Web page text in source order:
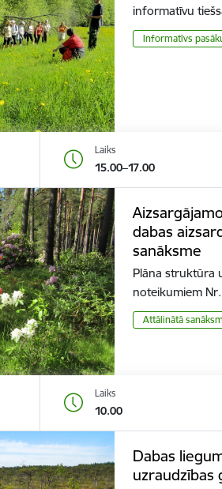
informatīvu
Informatīvs
Laiks
15.00–17.00
dabas
sanāksme
Plāna struktūra
noteikumiem
Attālinātā
Laiks
10.00
Dabas
uzraudzības